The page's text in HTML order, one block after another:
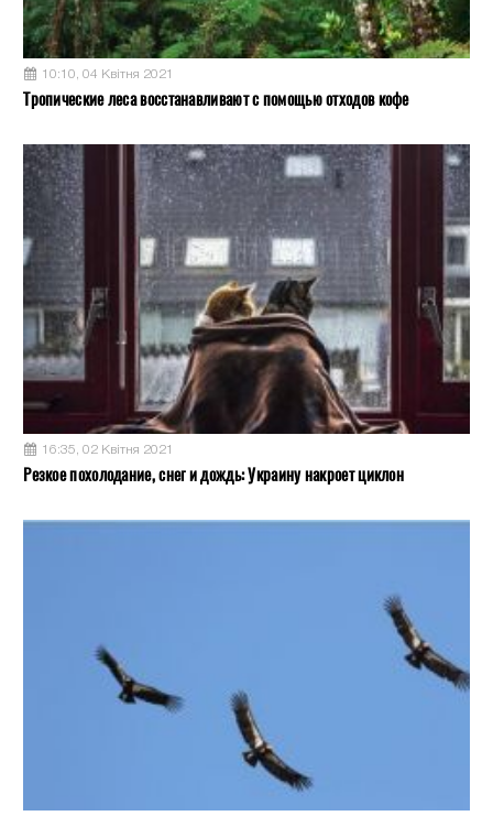
10:10, 04 Квітня 2021
Тропические леса восстанавливают с помощью отходов кофе
16:35, 02 Квітня 2021
Резкое похолодание, снег и дождь: Украину накроет циклон